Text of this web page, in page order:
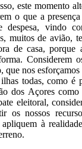
este momento
o que a
despesa, vindo
muitos de avião,
de casa, porque
Considerem
que nos
todas, como é
dos Açores
eleitoral,
os nossos
à